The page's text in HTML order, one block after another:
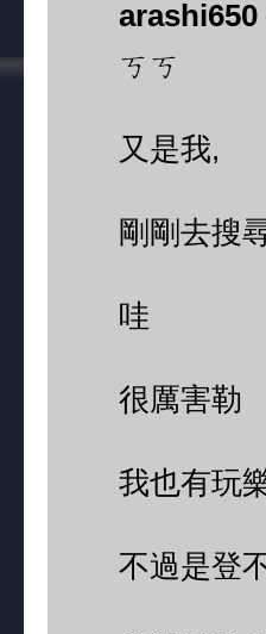
arashi650
ㄎㄎ
又是我,
剛剛去搜
哇
很厲害勒
我也有玩
不過是登